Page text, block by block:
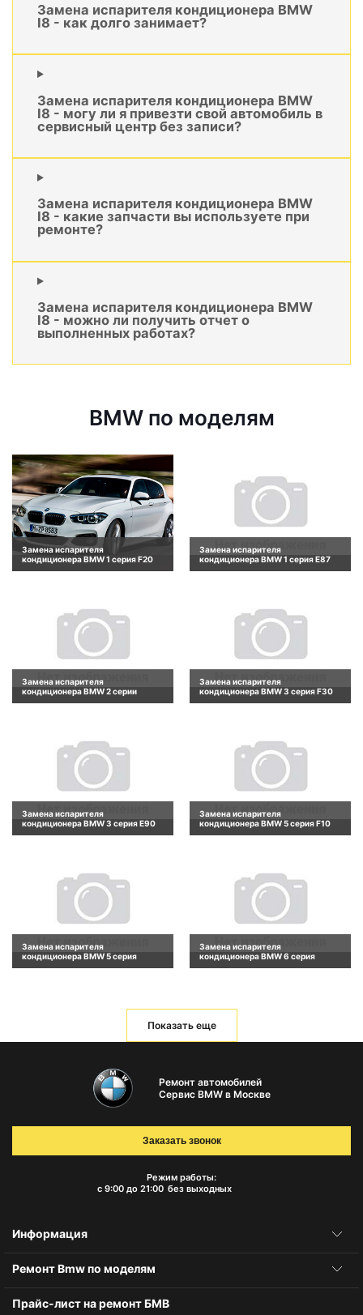
Замена испарителя кондиционера BMW
I8 - как долго занимает?
Замена испарителя кондиционера BMW
I8 - могу ли я привезти свой автомобиль в
сервисный центр без записи?
Замена испарителя кондиционера BMW
I8 - какие запчасти вы используете при
ремонте?
Замена испарителя кондиционера BMW
I8 - можно ли получить отчет о
выполненных работах?
BMW по моделям
Замена испарителя
кондиционера BMW 1 серия F20
Замена испарителя
кондиционера BMW 1 серия E87
Замена испарителя
кондиционера BMW 2 серии
Замена испарителя
кондиционера BMW 3 серия F30
Замена испарителя
кондиционера BMW 3 серия E90
Замена испарителя
кондиционера BMW 5 серия F10
Замена испарителя
кондиционера BMW 5 серия
Замена испарителя
кондиционера BMW 6 серия
Показать еще
Ремонт автомобилей
Сервис BMW в Москве
Режим работы:
с 9:00 до 21:00 без выходных
Заказать звонок
Информация
Ремонт Bmw по моделям
Прайс-лист на ремонт БМВ